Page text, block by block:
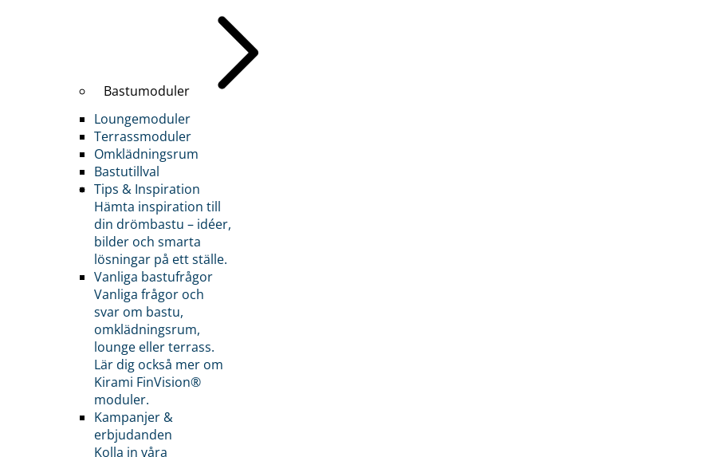
Bastumoduler
Loungemoduler
Terrassmoduler
Omklädningsrum
Bastutillval
Tips & Inspiration
Hämta inspiration till
din drömbastu – idéer,
bilder och smarta
lösningar på ett ställe.
Vanliga bastufrågor
Vanliga frågor och
svar om bastu,
omklädningsrum,
lounge eller terrass.
Lär dig också mer om
Kirami FinVision®
moduler.
Kampanjer &
erbjudanden
Kolla in våra